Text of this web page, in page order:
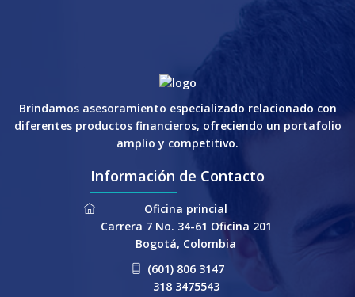
Brindamos asesoramiento especializado relacionado con
diferentes productos financieros, ofreciendo un portafolio
amplio y competitivo.
Información de Contacto
Oficina princial
Carrera 7 No. 34-61 Oficina 201
Bogotá, Colombia
(601) 806 3147
318 3475543